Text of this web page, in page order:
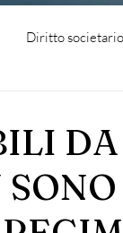
Diritto